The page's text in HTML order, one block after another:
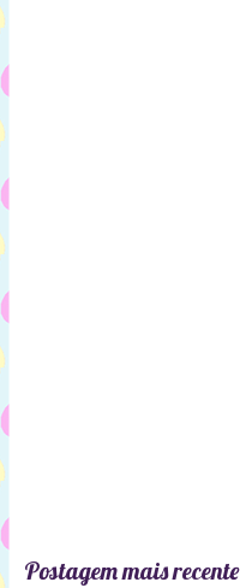
Postagem mais recente